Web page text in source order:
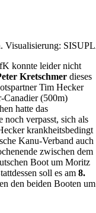
Visualisierung:
konnte leider nicht
Kretschmer dieses
Tim Hecker
(500m)
hatte das
noch verpasst, sich als
krankheitsbedingt
Kanu-Verband auch
zwischen dem
Boot um Moritz
soll es am8.
den beiden Booten um